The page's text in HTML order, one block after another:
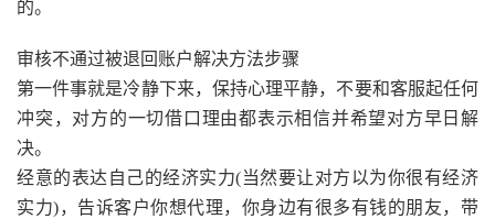
的。
审核不通过被退回账户解决方法步骤
第一件事就是冷静下来，保持心理平静，不要和客服起任何
冲突，对方的一切借口理由都表示相信并希望对方早日解
决。
经意的表达自己的经济实力(当然要让对方以为你很有经济
实力)，告诉客户你想代理，你身边有很多有钱的朋友，带